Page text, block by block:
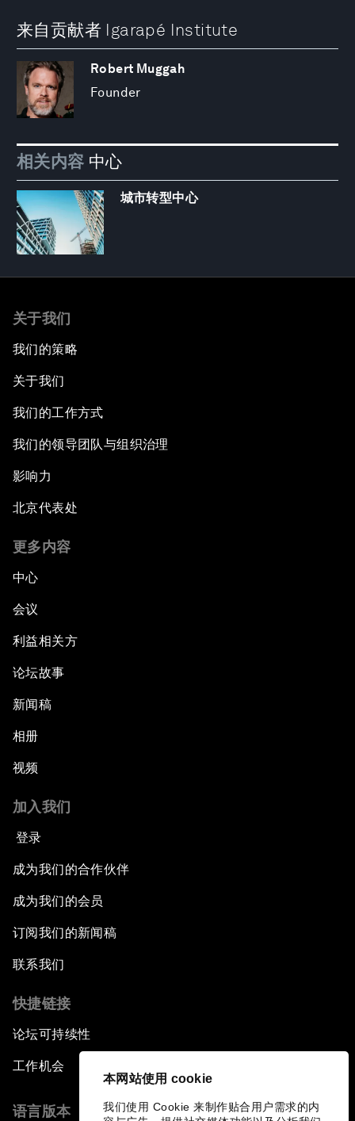
本网站使用 cookie
我们使用 Cookie 来制作贴合用户需求的内
来自贡献者 Igarapé Institute
Robert Muggah
Founder
相关内容 中心
城市转型中心
关于我们
我们的策略
关于我们
我们的工作方式
我们的领导团队与组织治理
影响力
北京代表处
更多内容
中心
会议
利益相关方
论坛故事
新闻稿
相册
视频
加入我们
登录
成为我们的合作伙伴
成为我们的会员
订阅我们的新闻稿
联系我们
快捷链接
论坛可持续性
工作机会
语言版本